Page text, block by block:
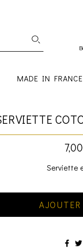
MADE IN FRANCE
Serviette